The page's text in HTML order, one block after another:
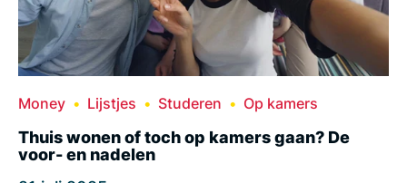
Money Lijstjes Studeren Op kamers
Thuis wonen of toch op kamers gaan? De
voor- en nadelen